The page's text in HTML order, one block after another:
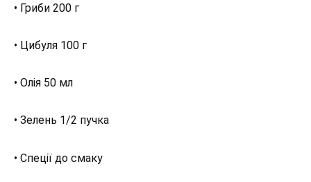
• Гриби 200 г
• Цибуля 100 г
• Олія 50 мл
• Зелень 1/2 пучка
• Спеції до смаку